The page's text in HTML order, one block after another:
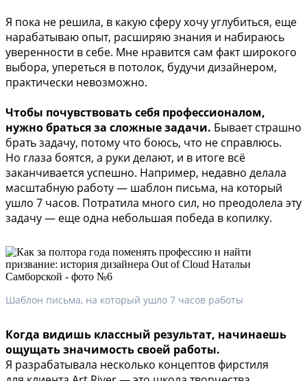
Я пока не решила, в какую сферу хочу углубиться, еще
нарабатываю опыт, расширяю знания и набираюсь
уверенности в себе. Мне нравится сам факт широкого
выбора, упереться в потолок, будучи дизайнером,
практически невозможно.
Чтобы почувствовать себя профессионалом,
нужно браться за сложные задачи. Бывает страшно
брать задачу, потому что боюсь, что не справлюсь.
Но глаза боятся, а руки делают, и в итоге всё
заканчивается успешно. Например, недавно делала
масштабную работу — шаблон письма, на который
ушло 7 часов. Потратила много сил, но преодолела эту
задачу — еще одна небольшая победа в копилку.
Шаблон письма, на который ушло 7 часов работы
Когда видишь классный результат, начинаешь
ощущать значимость своей работы.
Я разрабатывала несколько концептов фирстиля